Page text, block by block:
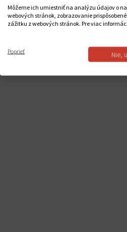
Môžeme ich umiestniť na analýzu údajov o
webových stránok, zobrazovanie
zážitku z webových stránok. Pre viac
Poprieť Nie,